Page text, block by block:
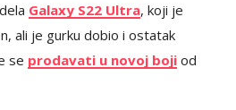
Galaxy S22 Ultra, koji je
ali je gurku dobio i ostatak
se prodavati u novoj boji od